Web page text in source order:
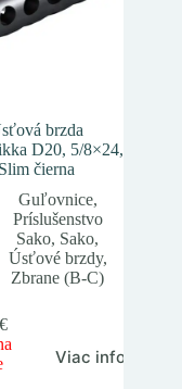
brzda
D20, 5/8×24,
Slim čierna
Guľovnice,
Príslušenstvo
Sako, Sako,
Úsťové brzdy,
Zbrane (B-C)
€
Viac info